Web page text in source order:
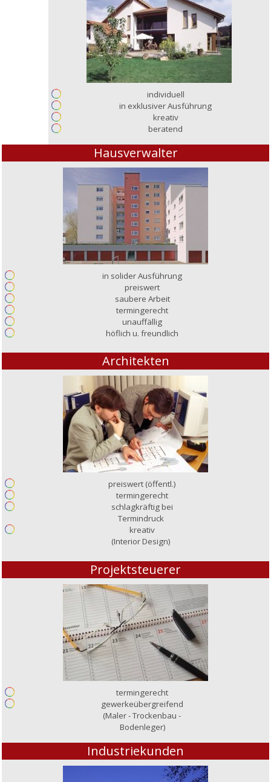
individuell
in exklusiver Ausführung
kreativ
beratend
Hausverwalter
in solider Ausführung
preiswert
saubere Arbeit
termingerecht
unauffällig
höflich u. freundlich
Architekten
preiswert (öffentl.)
termingerecht
schlagkräftig bei
Termindruck
kreativ
(Interior Design)
Projektsteuerer
termingerecht
gewerkeübergreifend
(Maler - Trockenbau -
Bodenleger)
Industriekunden